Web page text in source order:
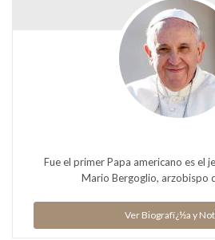
Fue el primer Papa americano es el
Mario Bergoglio, arzobispo
Ver Biografï¿½a y